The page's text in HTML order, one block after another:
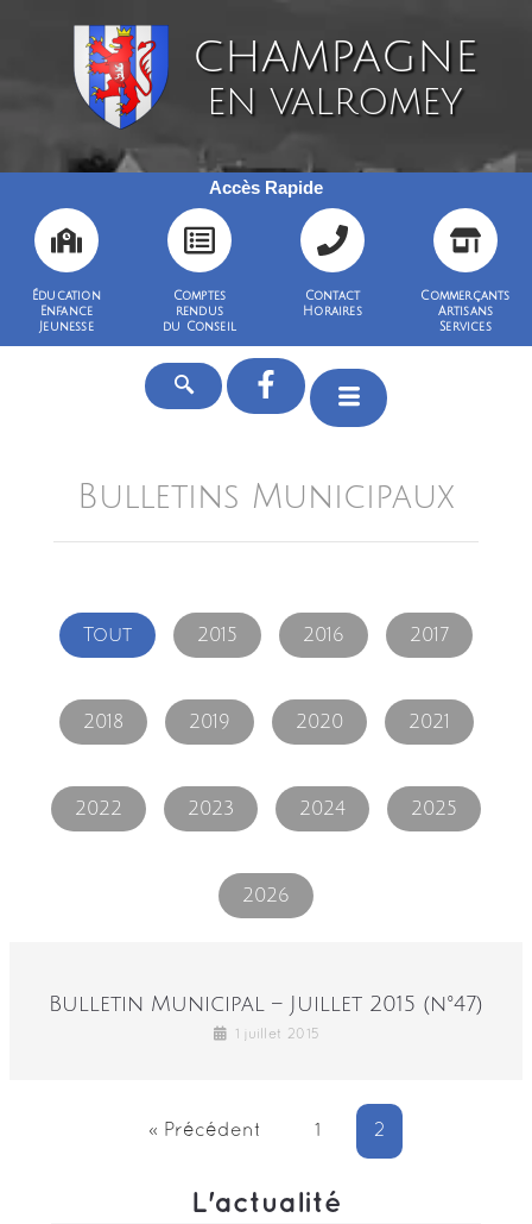
CHAMPAGNE
EN VALROMEY
Accès Rapide
Éducation
Enfance
Jeunesse
Comptes
rendus
du Conseil
Contact
Horaires
Commerçants
Artisans
Services
Bulletins Municipaux
Tout 2015 2016 2017
2018 2019 2020 2021
2022 2023 2024 2025
2026
Bulletin Municipal – Juillet 2015 (n°47)
1 juillet 2015
« Précédent 2
L'actualité